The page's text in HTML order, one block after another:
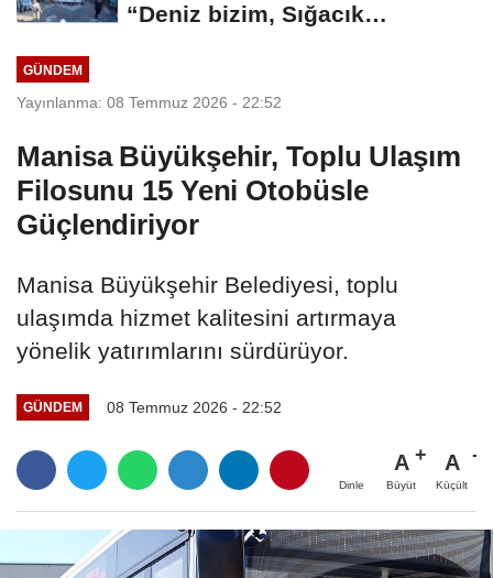
“Deniz bizim, Sığacık
GÜNDEM
Yayınlanma: 08 Temmuz 2026 - 22:52
Manisa Büyükşehir, Toplu Ulaşım
Filosunu 15 Yeni Otobüsle
Güçlendiriyor
Manisa Büyükşehir Belediyesi, toplu
ulaşımda hizmet kalitesini artırmaya
yönelik yatırımlarını sürdürüyor.
GÜNDEM 08 Temmuz 2026 - 22:52
Dinle
A
Büyüt
A
Küçült